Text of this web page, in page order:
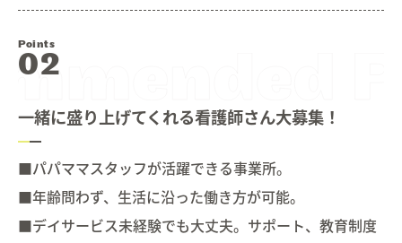
Points
一緒に盛り上げてくれる看護師さん大募集！
■パパママスタッフが活躍できる事業所。
■年齢問わず、生活に沿った働き方が可能。
■デイサービス未経験でも大丈夫。サポート、教育制度